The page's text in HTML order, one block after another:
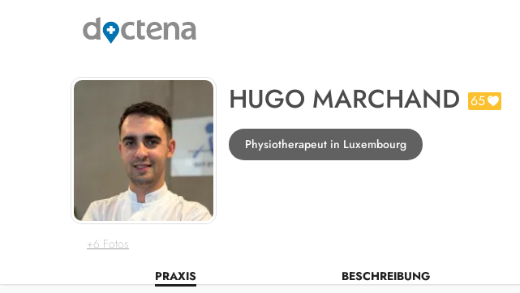
+6 Fotos
HUGO MARCHAND 65
Physiotherapeut in Luxembourg
PRAXIS BESCHREIBUNG